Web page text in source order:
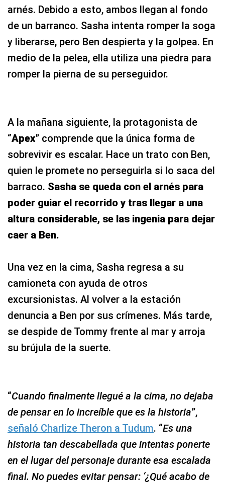
arnés. Debido a esto, ambos llegan al fondo
de un barranco. Sasha intenta romper la soga
y liberarse, pero Ben despierta y la golpea. En
medio de la pelea, ella utiliza una piedra para
romper la pierna de su perseguidor.
A la mañana siguiente, la protagonista de
“Apex” comprende que la única forma de
sobrevivir es escalar. Hace un trato con Ben,
quien le promete no perseguirla si lo saca del
barraco. Sasha se queda con el arnés para
poder guiar el recorrido y tras llegar a una
altura considerable, se las ingenia para dejar
caer a Ben.
Una vez en la cima, Sasha regresa a su
camioneta con ayuda de otros
excursionistas. Al volver a la estación
denuncia a Ben por sus crímenes. Más tarde,
se despide de Tommy frente al mar y arroja
su brújula de la suerte.
“Cuando finalmente llegué a la cima, no dejaba
de pensar en lo increíble que es la historia”,
señaló Charlize Theron a Tudum. “Es una
historia tan descabellada que intentas ponerte
en el lugar del personaje durante esa escalada
final. No puedes evitar pensar: ‘¿Qué acabo de